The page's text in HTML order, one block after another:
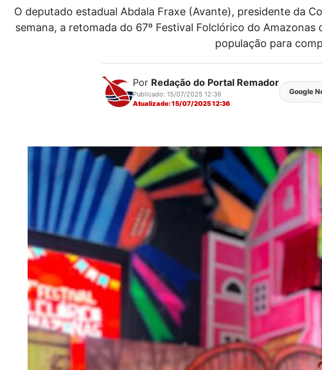
O deputado estadual Abdala Fraxe (Avante), presidente da
semana, a retomada do 67º Festival Folclórico do
população para
Por Redação do Portal Remador
Publicado: 15/07/2025 12:36
Atualizado: 15/07/2025 12:36
Google